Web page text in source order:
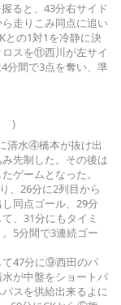
ると、43分右サイド
走りこみ同点に追い
の1対1を冷静に決
スを⑪西川が左サイ
分間で3点を奪い、準
)
清水④橋本が抜け出
先制した。その後は
ゲームとなった。
、26分に2列目から
同点ゴール、29分
、31分にもタイミ
5分間で3連続ゴー
て47分に⑨西田のパ
が中盤をショートパ
スを供給出来るよに